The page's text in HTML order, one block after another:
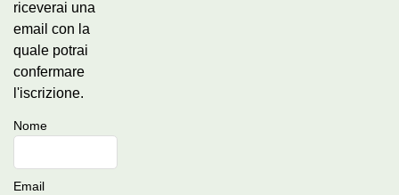
riceverai una
email con la
quale potrai
confermare
l'iscrizione.
Nome
Email